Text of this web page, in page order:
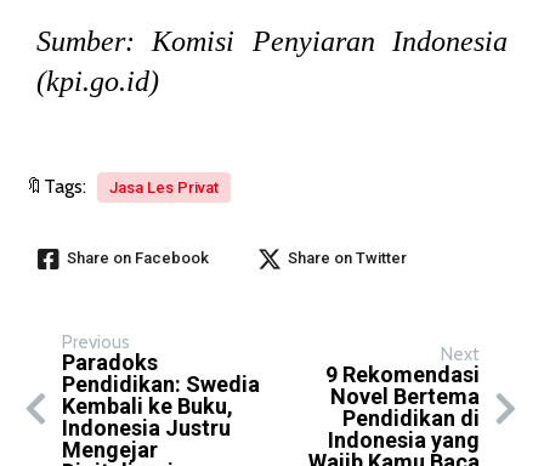
Sumber: Komisi Penyiaran Indonesia
(kpi.go.id)
🔖Tags: Jasa Les Privat
Share on Facebook Share on Twitter
Previous
Paradoks
Pendidikan: Swedia
Kembali ke Buku,
Indonesia Justru
Mengejar
Next
9 Rekomendasi
Novel Bertema
Pendidikan di
Indonesia yang